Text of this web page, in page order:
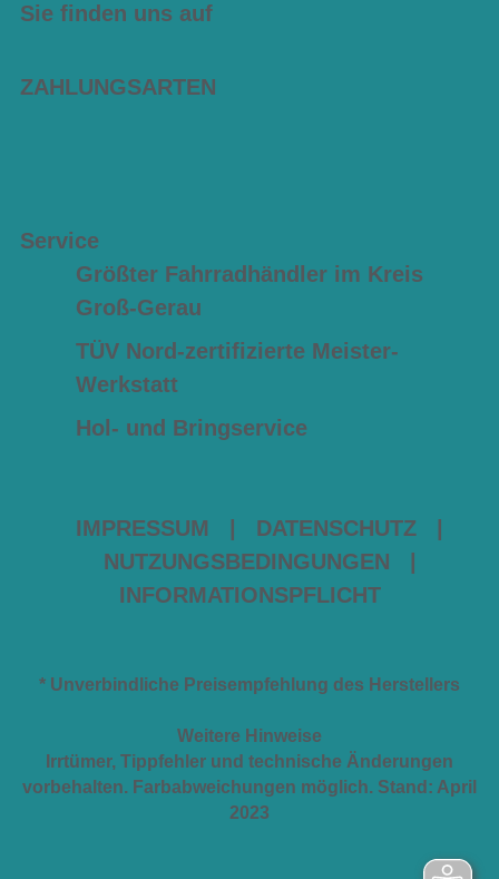
Sie finden uns auf
ZAHLUNGSARTEN
Service
Größter Fahrradhändler im Kreis
Groß-Gerau
TÜV Nord-zertifizierte Meister-
Werkstatt
Hol- und Bringservice
IMPRESSUM DATENSCHUTZ
NUTZUNGSBEDINGUNGEN
INFORMATIONSPFLICHT
* Unverbindliche Preisempfehlung des Herstellers
Weitere Hinweise
Irrtümer, Tippfehler und technische Änderungen
vorbehalten. Farbabweichungen möglich. Stand: April
2023